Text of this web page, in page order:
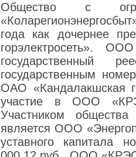
Общество с
года как дочернее
горэлектросеть».
государственный
государственным
ОАО «Кандалакшская
участие в ООО
Участником
является ООО
уставного капитала